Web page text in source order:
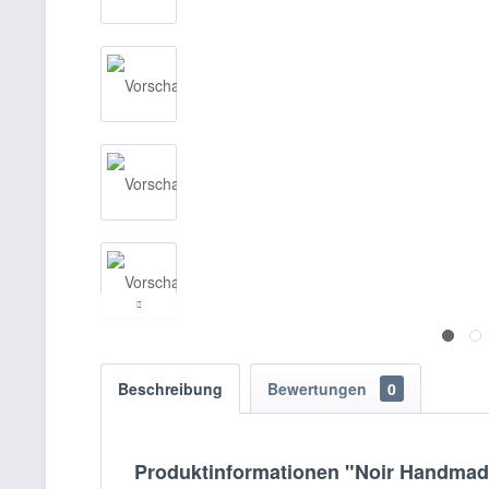
Beschreibung Bewertungen 0
Produktinformationen "Noir